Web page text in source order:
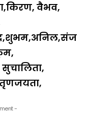
वैभव,
तृणजयता,
-